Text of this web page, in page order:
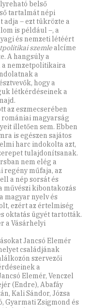
belső
tartalmát népi
adja – ezt tükrözte a
is például –, a
és nemzeti létéért
szemlealcíme
A hangsúly a
nemzetpolitikaira
a
hogy a
létkérdéseinek a
az eszmecserében
magyarság
illetően sem. Ebben
is egészen sajátos
harc indokolta azt,
tulajdonítsanak.
nem elég a
műfaja, az
a nép sorsát és
kibontakozás
magyar nyelv és
ezért az értelmiség
oktatás ügyét tartották.
a Vásárhelyi
Jancsó Elemér
családjának
szervezői
a
Elemér, Venczel
(Endre), Abafáy
Kali Sándor, Józsa
Gyarmati Zsigmond és